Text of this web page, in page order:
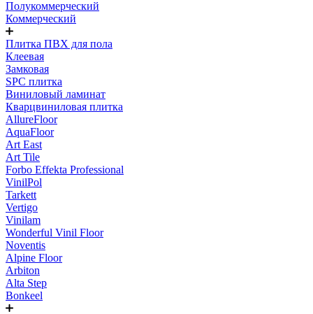
Полукоммерческий
Коммерческий
Плитка ПВХ для пола
Клеевая
Замковая
SPC плитка
Виниловый ламинат
Кварцвиниловая плитка
AllureFloor
AquaFloor
Art East
Art Tile
Forbo Effekta Professional
VinilPol
Tarkett
Vertigo
Vinilam
Wonderful Vinil Floor
Noventis
Alpine Floor
Arbiton
Alta Step
Bonkeel